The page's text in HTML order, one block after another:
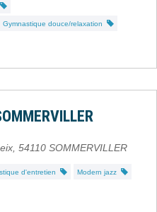
Gymnastique douce/relaxation
54110 SOMMERVILLER
d'entretien Modern jazz